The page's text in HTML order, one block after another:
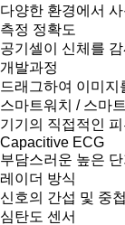
다양한 환경에서
측정 정확도
공기셀이 신체를
개발과정
드래그하여 이미지
스마트워치 / 스마
기기의 직접적인
Capacitive ECG
부담스러운 높은
레이더 방식
신호의 간섭 및 중
심탄도 센서